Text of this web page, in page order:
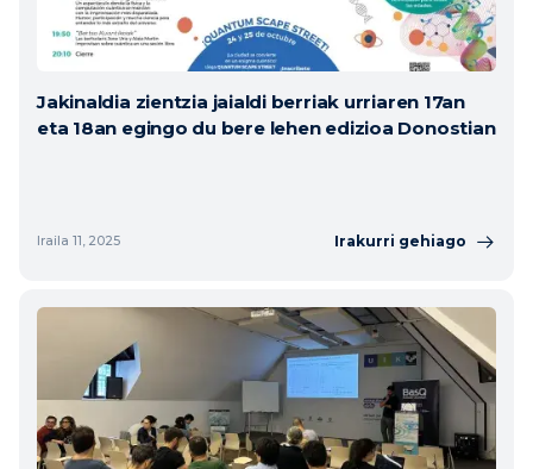
Jakinaldia zientzia jaialdi berriak urriaren 17an
eta 18an egingo du bere lehen edizioa Donostian
Iraila 11, 2025 Irakurri gehiago